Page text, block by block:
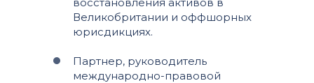
Великобритании и оффшорных
юрисдикциях.
Партнер, руководитель
международно-правовой